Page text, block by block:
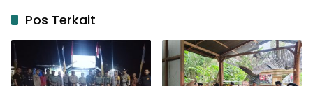
Pos Terkait